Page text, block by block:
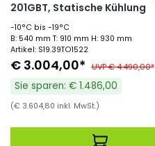
201GBT, Statische Kühlung
-10°C bis -19°C
B: 540 mm T: 910 mm H: 930 mm
Artikel: S19.39TO1522
€ 3.004,00* UVP € 4.490,00*
Sie sparen: € 1.486,00
(€ 3.604,80 inkl. MwSt.)